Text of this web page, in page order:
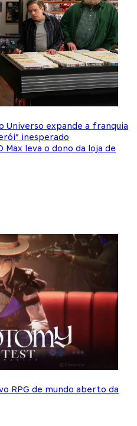
Universo expande a franquia
inesperado
leva o dono da loja de
RPG de mundo aberto da